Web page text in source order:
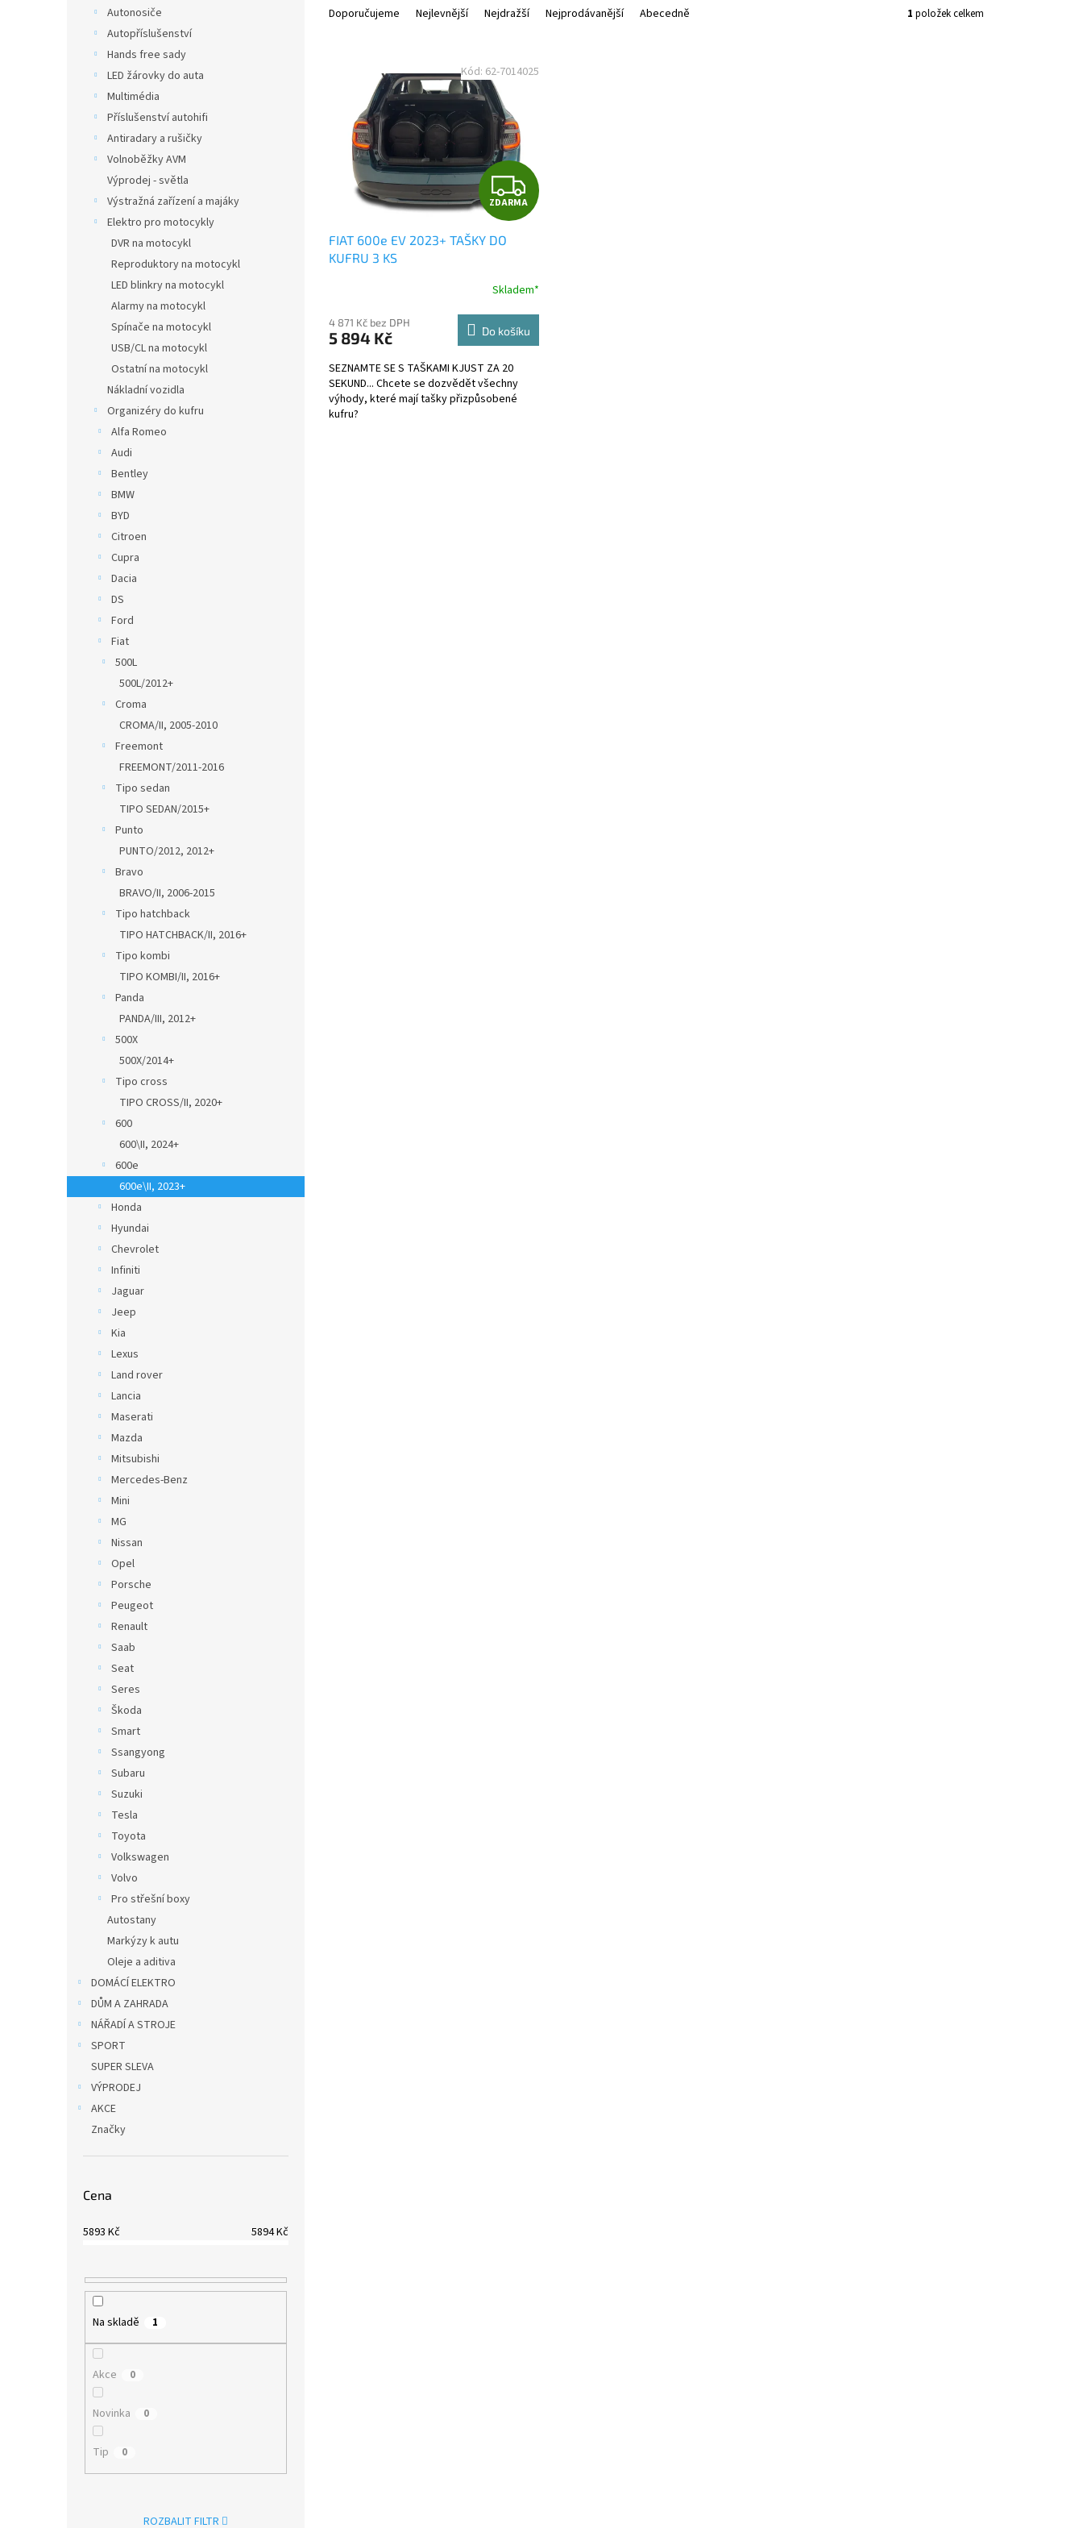
Autonosiče
Autopříslušenství
Hands free sady
LED žárovky do auta
Multimédia
Příslušenství autohifi
Antiradary a rušičky
Volnoběžky AVM
Výprodej - světla
Výstražná zařízení a majáky
Elektro pro motocykly
DVR na motocykl
Reproduktory na motocykl
LED blinkry na motocykl
Alarmy na motocykl
Spínače na motocykl
USB/CL na motocykl
Ostatní na motocykl
Nákladní vozidla
Organizéry do kufru
Alfa Romeo
Audi
Bentley
BMW
BYD
Citroen
Cupra
Dacia
DS
Ford
Fiat
500L
500L/2012+
Croma
CROMA/II, 2005-2010
Freemont
FREEMONT/2011-2016
Tipo sedan
TIPO SEDAN/2015+
Punto
PUNTO/2012, 2012+
Bravo
BRAVO/II, 2006-2015
Tipo hatchback
TIPO HATCHBACK/II, 2016+
Tipo kombi
TIPO KOMBI/II, 2016+
Panda
PANDA/III, 2012+
500X
500X/2014+
Tipo cross
TIPO CROSS/II, 2020+
600
600\II, 2024+
600e
600e\II, 2023+
Honda
Hyundai
Chevrolet
Infiniti
Jaguar
Jeep
Kia
Lexus
Land rover
Lancia
Maserati
Mazda
Mitsubishi
Mercedes-Benz
Mini
MG
Nissan
Opel
Porsche
Peugeot
Renault
Saab
Seat
Seres
Škoda
Smart
Ssangyong
Subaru
Suzuki
Tesla
Toyota
Volkswagen
Volvo
Pro střešní boxy
Autostany
Markýzy k autu
Oleje a aditiva
DOMÁCÍ ELEKTRO
DŮM A ZAHRADA
NÁŘADÍ A STROJE
SPORT
SUPER SLEVA
VÝPRODEJ
AKCE
Značky
Cena
5893 Kč 5894Kč
Na skladě 1
Akce 0
Novinka 0
Tip 0
ROZBALIT FILTR
Doporučujeme Nejlevnější Nejdražší Nejprodávanější Abecedně 1 položek celkem
Z
D
R
M
A
ZDARMA
FIAT 600e EV 2023+ TAŠKY DO
KUFRU 3 KS
Skladem*
4 871 Kč bez DPH
5 894 Kč Do košíku
SEZNAMTE SE S TAŠKAMI KJUST ZA 20
SEKUND... Chcete se dozvědět všechny
výhody, které mají tašky přizpůsobené
kufru?
Kód: 62-7014025